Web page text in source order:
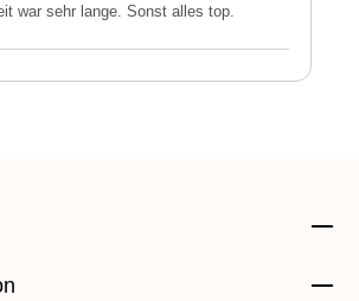
war sehr lange. Sonst alles top.